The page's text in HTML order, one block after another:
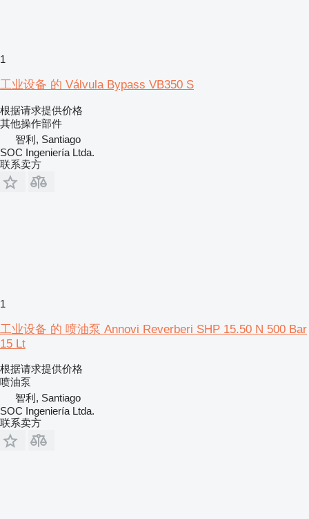
1
工业设备 的 Válvula Bypass VB350 S
根据请求提供价格
其他操作部件
智利, Santiago
SOC Ingeniería Ltda.
联系卖方
1
工业设备 的 喷油泵 Annovi Reverberi SHP 15.50 N 500 Bar
15 Lt
根据请求提供价格
喷油泵
智利, Santiago
SOC Ingeniería Ltda.
联系卖方